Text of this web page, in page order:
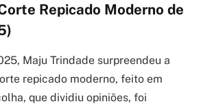
Repicado Moderno de
Maju Trindade surpreendeu a
repicado moderno, feito em
que dividiu opiniões, foi